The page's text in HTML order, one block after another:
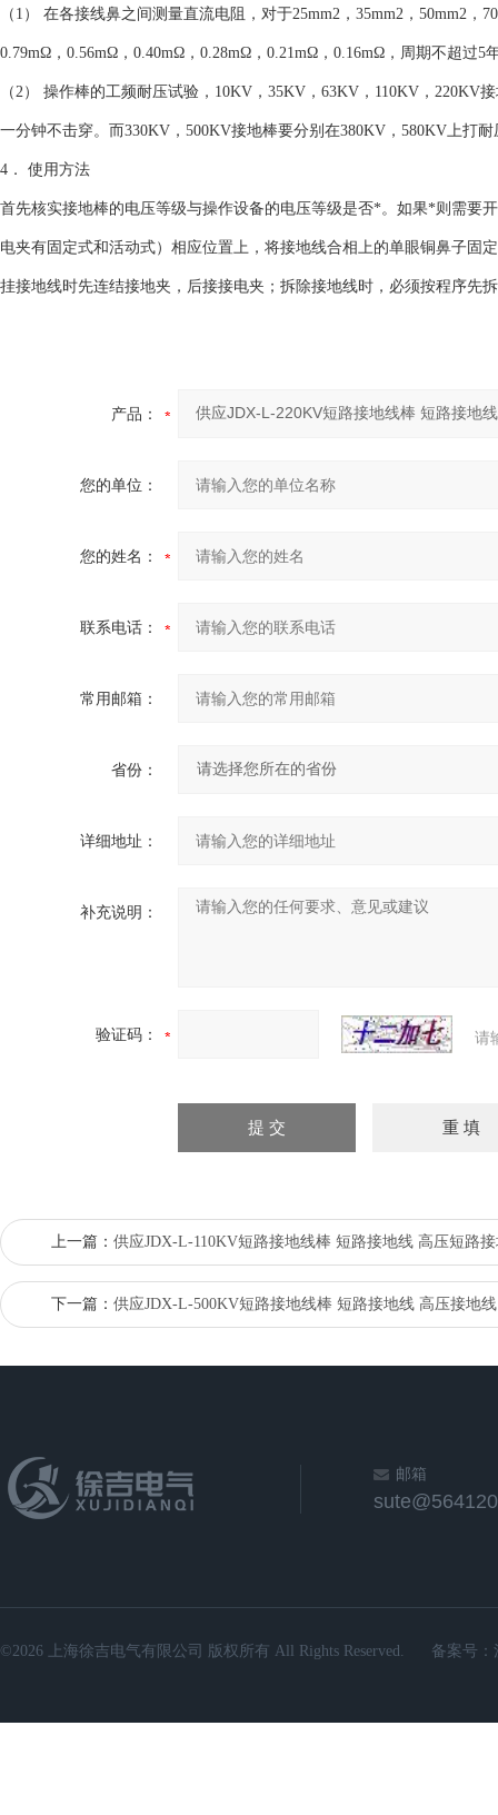
（1） 在各接线鼻之间测量直流电阻，对于25mm2，35mm2，50mm2
0.79mΩ，0.56mΩ，0.40mΩ，0.28mΩ，0.21mΩ，0.16mΩ，周期不超过5
（2） 操作棒的工频耐压试验，10KV，35KV，63KV，110KV，
一分钟不击穿。而330KV，500KV接地棒要分别在380KV，580KV上打
4． 使用方法
首先核实接地棒的电压等级与操作设备的电压等级是否*。如果*则需要
电夹有固定式和活动式）相应位置上，将接地线合相上的单眼铜鼻子固
挂接地线时先连结接地夹，后接接电夹；拆除接地线时，必须按程序先
产品：
您的单位：
您的姓名：
联系电话：
常用邮箱：
省份：
详细地址：
补充说明：
验证码： 请
上一篇： 供应JDX-L-110KV短路接地线棒 短路接地线 高压短路
下一篇： 供应JDX-L-500KV短路接地线棒 短路接地线 高压接地
邮箱
©2026 上海徐吉电气有限公司 版权所有 All Rights Reserved. 备案号：